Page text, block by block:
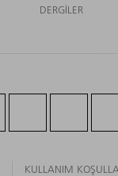
DERGILER
KULLANIM